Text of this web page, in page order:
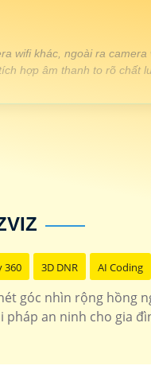
wifi khác, ngoài ra
hợp âm thanh to rõ chất
thoại hình ảnh full
Ngoài trời sắt nét
360 3D DNR AI Coding
góc nhìn rộng hồng
an ninh cho gia